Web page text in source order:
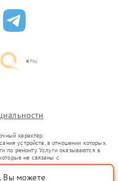
характер.
устройств, в отношении которых
по ремонту. Услуги оказываются в
не связаны с
представителями.
гражданский оборот в соответствии
Вы можете